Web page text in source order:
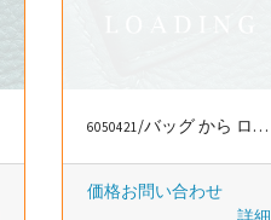
6050421/バッグ から ロエベ/LOEWE
価格お問い合わせ